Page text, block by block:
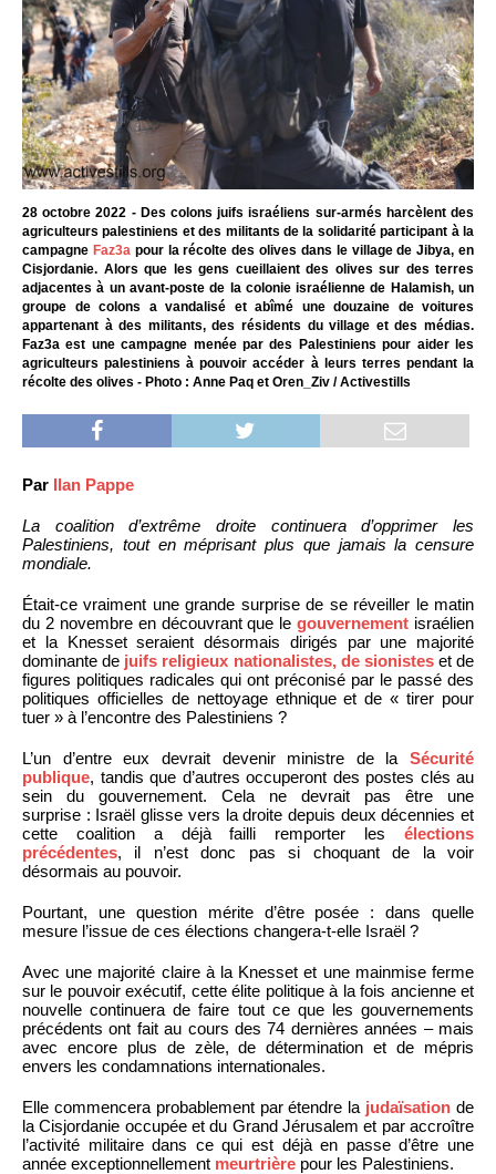
28 octobre 2022 - Des colons juifs israéliens sur-armés harcèlent des
agriculteurs palestiniens et des militants de la solidarité participant à la
campagne Faz3a pour la récolte des olives dans le village de Jibya, en
Cisjordanie. Alors que les gens cueillaient des olives sur des terres
adjacentes à un avant-poste de la colonie israélienne de Halamish, un
groupe de colons a vandalisé et abîmé une douzaine de voitures
appartenant à des militants, des résidents du village et des médias.
Faz3a est une campagne menée par des Palestiniens pour aider les
agriculteurs palestiniens à pouvoir accéder à leurs terres pendant la
récolte des olives - Photo : Anne Paq et Oren_Ziv / Activestills
Par Ilan Pappe
La coalition d’extrême droite continuera d’opprimer les
Palestiniens, tout en méprisant plus que jamais la censure
mondiale.
Était-ce vraiment une grande surprise de se réveiller le matin
du 2 novembre en découvrant que legouvernement israélien
et la Knesset seraient désormais dirigés par une majorité
dominante de juifs religieux nationalistes, de sionisteset de
figures politiques radicales qui ont préconisé par le passé des
politiques officielles de nettoyage ethnique et de « tirer pour
tuer » à l’encontre des Palestiniens ?
L’un d’entre eux devrait devenir ministre de la Sécurité
publique, tandis que d’autres occuperont des postes clés au
sein du gouvernement. Cela ne devrait pas être une
surprise : Israël glisse vers la droite depuis deux décennies et
cette coalition a déjà failli remporter les élections
précédentes, il n’est donc pas si choquant de la voir
désormais au pouvoir.
Pourtant, une question mérite d’être posée : dans quelle
mesure l’issue de ces élections changera-t-elle Israël ?
Avec une majorité claire à la Knesset et une mainmise ferme
sur le pouvoir exécutif, cette élite politique à la fois ancienne et
nouvelle continuera de faire tout ce que les gouvernements
précédents ont fait au cours des 74 dernières années – mais
avec encore plus de zèle, de détermination et de mépris
envers les condamnations internationales.
Elle commencera probablement par étendre la judaïsation de
la Cisjordanie occupée et du Grand Jérusalem et par accroître
l’activité militaire dans ce qui est déjà en passe d’être une
année exceptionnellement meurtrière pour les Palestiniens.